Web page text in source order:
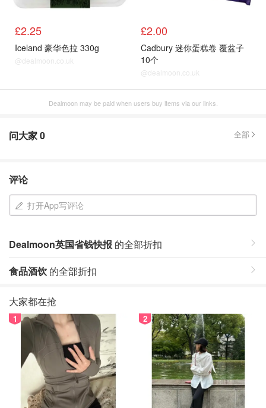
£2.25
Iceland 豪华色拉 330g
@dealmoon.co.uk
£2.00
Cadbury 迷你蛋糕卷 覆盆子
10个
@dealmoon.co.uk
Dealmoon may be paid when users buy items via our links.
问大家0 全部
评论
打开App写评论
Dealmoon英国省钱快报 的全部折扣
食品酒饮 的全部折扣
大家都在抢
1 2